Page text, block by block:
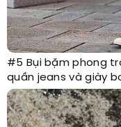
#5 Bụi bặm phong
quần jeans và giày